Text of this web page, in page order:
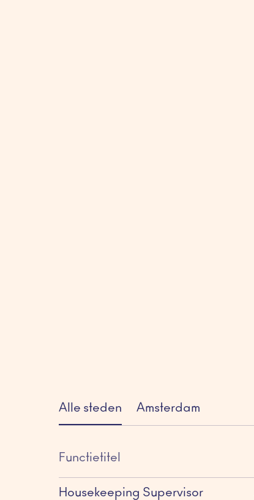
Alle steden Amsterdam
Functietitel
Housekeeping Supervisor